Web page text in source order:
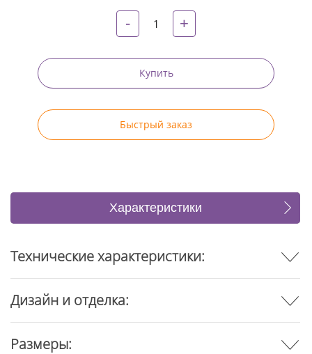
Pinterest
- +
Купить
Быстрый заказ
Характеристики
Отзывы
Технические характеристики:
Дизайн и отделка:
Размеры: